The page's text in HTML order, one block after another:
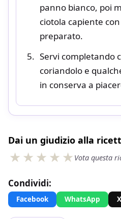
panno bianco, poi
ciotola capiente
preparato.
Servi completando
coriandolo e
in conserva a
Dai un giudizio alla
Vota questa
Condividi:
Facebook WhatsApp X